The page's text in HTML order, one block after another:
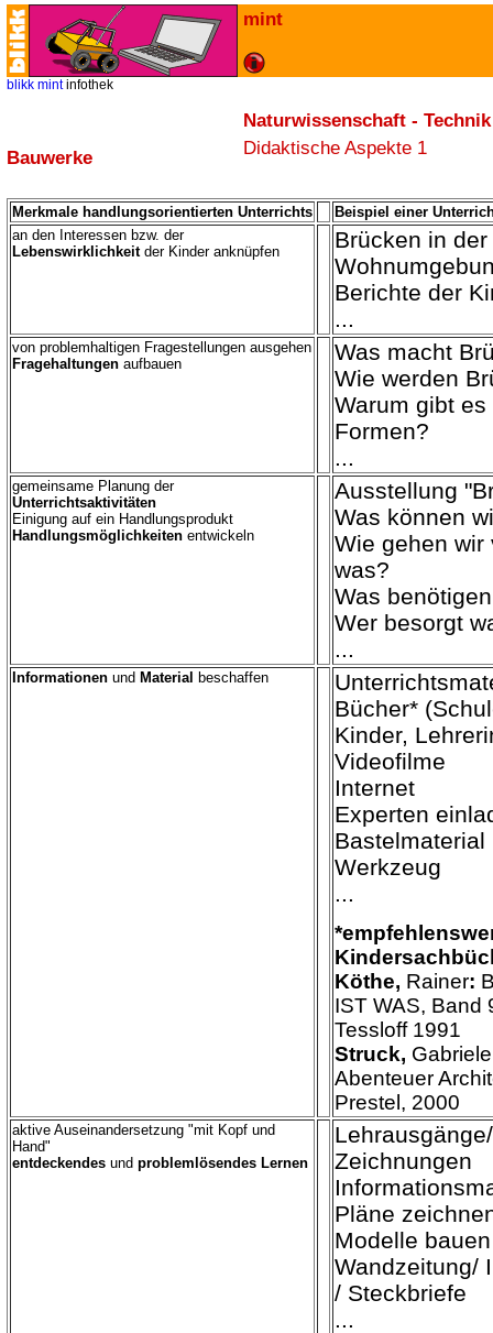
mint
blikk mint infothek
Naturwissenschaft - Technik
Bauwerke
Didaktische Aspekte 1
Merkmale handlungsorientierten Unterrichts
Beispiel einer
an den Interessen bzw. der
Lebenswirklichkeitder Kinder anknüpfen
Brücken in
Berichte der
...
von problemhaltigen Fragestellungen ausgehen
Fragehaltungen aufbauen
Was macht
Wie werden
Warum gibt
Formen?
...
gemeinsame Planung der
Unterrichtsaktivitäten
Einigung auf ein Handlungsprodukt
Handlungsmöglichkeiten entwickeln
Ausstellung
Was können
Wie gehen wir
was?
Was
Wer besorgt
...
Informationen und Material beschaffen
Bücher*
Kinder,
Videofilme
Internet
Experten
Bastelmaterial
Werkzeug
...
*
Köthe, Rainer:
IST WAS, Band
Tessloff 1991
Struck, Gabriele
Abenteuer
Prestel, 2000
aktive Auseinandersetzung "mit Kopf und
Hand"
entdeckendes und problemlösendes Lernen
Zeichnungen
Pläne
Modelle bauen
Wandzeitung/
/ Steckbriefe
...